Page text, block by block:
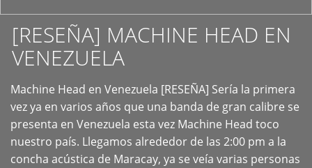
[RESEÑA] MACHINE HEAD EN
VENEZUELA
Machine Head en Venezuela [RESEÑA] Sería la primera
vez ya en varios años que una banda de gran calibre se
presenta en Venezuela esta vez Machine Head toco
nuestro país. Llegamos alrededor de las 2:00 pm a la
concha acústica de Maracay, ya se veía varias personas
+